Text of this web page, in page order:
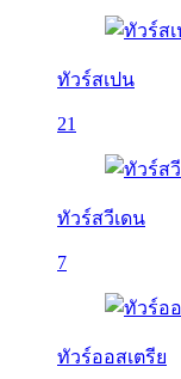
ทัวร์สเปน
21
ทัวร์สวีเดน
7
ทัวร์ออสเตรีย